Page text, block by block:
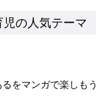
の人気テーマ
をマンガで楽しもう